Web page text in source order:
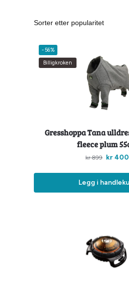
-56%
Billigkroken
Gresshoppa Tana
fleece plum
kr899 kr 400
Legg i